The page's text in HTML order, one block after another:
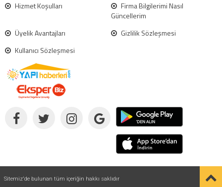
Hizmet Koşulları
Firma Bilgilerimi Nasıl
Güncellerim
Üyelik Avantajları
Gizlilik Sözleşmesi
Kullanıcı Sözleşmesi
Sitemiz'de bulunan tüm içeriğin hakkı saklıdır